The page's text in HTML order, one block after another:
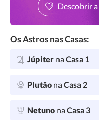
Descobrir a
Os Astros nas Casas:
Júpiter naCasa 1
Plutão naCasa 2
Netuno naCasa 3